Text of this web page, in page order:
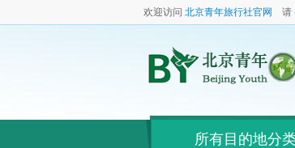
欢迎访问 北京青年旅行社官网 请
所有目的地分